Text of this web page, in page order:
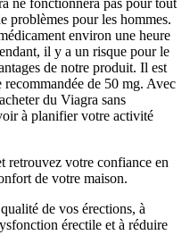
ne fonctionnera pas pour tout
problèmes pour les hommes.
environ une heure
il y a un risque pour le
de notre produit. Il est
recommandée de 50 mg. Avec
du Viagra sans
à planifier votre activité
retrouvez votre confiance en
de votre maison.
de vos érections, à
érectile et à réduire